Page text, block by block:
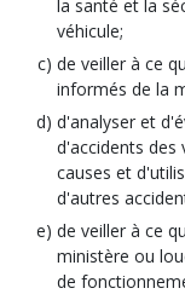
la santé et la
véhicule;
de veiller à ce
informés de la
d'analyser et
d'accidents des
causes et
d'autres
de veiller à ce
ministère ou
de